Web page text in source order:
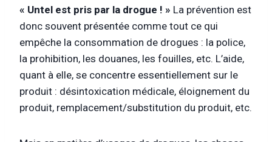
« Untel est pris par la drogue ! » La prévention est
donc souvent présentée comme tout ce qui
empêche la consommation de drogues : la police,
la prohibition, les douanes, les fouilles, etc. L’aide,
quant à elle, se concentre essentiellement sur le
produit : désintoxication médicale, éloignement du
produit, remplacement/substitution du produit, etc.